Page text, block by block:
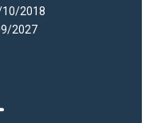
10/2018
2027